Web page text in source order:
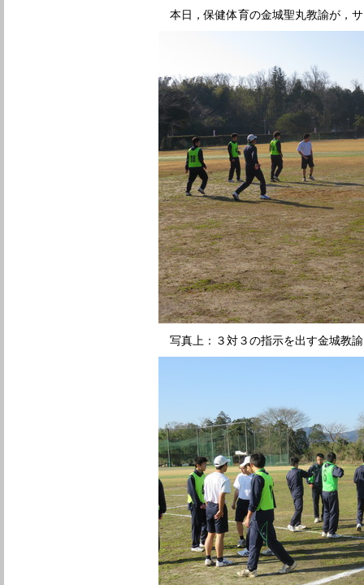
本日，保健体育の金城聖丸教諭が，
写真上：３対３の指示を出す金城教